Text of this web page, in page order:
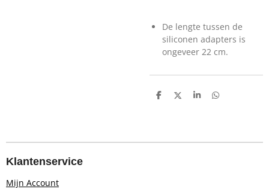
De lengte tussen de
siliconen adapters is
ongeveer 22 cm.
D
D
S
D
Klantenservice
Mijn Account